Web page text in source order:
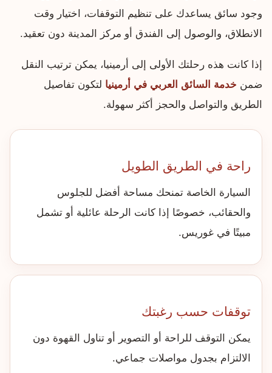
وجود سائق يساعدك على تنظيم التوقفات، اختيار وقت
الانطلاق، والوصول إلى الفندق أو مركز المدينة دون تعقيد.
إذا كانت هذه رحلتك الأولى إلى أرمينيا، يمكن ترتيب النقل
ضمن خدمة السائق العربي في أرمينيا لتكون تفاصيل
الطريق والتواصل والحجز أكثر سهولة.
راحة في الطريق الطويل
السيارة الخاصة تمنحك مساحة أفضل للجلوس
والحقائب، خصوصًا إذا كانت الرحلة عائلية أو تشمل
مبيتًا في غوريس.
توقفات حسب رغبتك
يمكن التوقف للراحة أو التصوير أو تناول القهوة دون
الالتزام بجدول مواصلات جماعي.